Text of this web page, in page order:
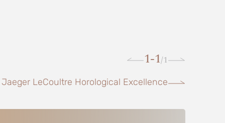
1-1/1
LeCoultre Horological Excellence